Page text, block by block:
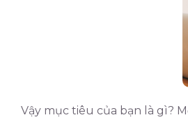
Vậy mục tiêu của bạn là gì?